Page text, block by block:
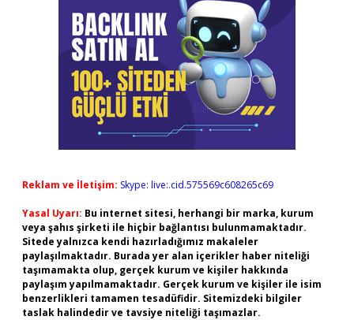
Reklam ve İletişim: Skype: live:.cid.575569c608265c69
Yasal Uyarı: Bu internet sitesi, herhangi bir marka, kurum
veya şahıs şirketi ile hiçbir bağlantısı bulunmamaktadır.
Sitede yalnızca kendi hazırladığımız makaleler
paylaşılmaktadır. Burada yer alan içerikler haber niteliği
taşımamakta olup, gerçek kurum ve kişiler hakkında
paylaşım yapılmamaktadır. Gerçek kurum ve kişiler ile isim
benzerlikleri tamamen tesadüfidir. Sitemizdeki bilgiler
taslak halindedir ve tavsiye niteliği taşımazlar.